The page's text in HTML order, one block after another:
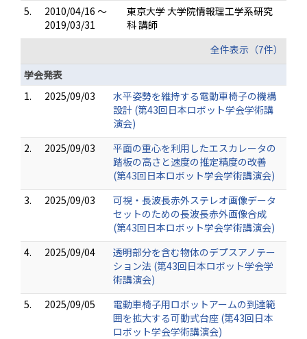
5.
2010/04/16 ～
2019/03/31
東京大学 大学院情報理工学系研究
科 講師
全件表示（7件）
学会発表
1.
2025/09/03
水平姿勢を維持する電動車椅子の機構
設計 (第43回日本ロボット学会学術講
演会)
2.
2025/09/03
平面の重心を利用したエスカレータの
踏板の高さと速度の推定精度の改善
(第43回日本ロボット学会学術講演会)
3.
2025/09/03
可視・長波長赤外ステレオ画像データ
セットのための長波長赤外画像合成
(第43回日本ロボット学会学術講演会)
4.
2025/09/04
透明部分を含む物体のデプスアノテー
ション法 (第43回日本ロボット学会学
術講演会)
5.
2025/09/05
電動車椅子用ロボットアームの到達範
囲を拡大する可動式台座 (第43回日本
ロボット学会学術講演会)